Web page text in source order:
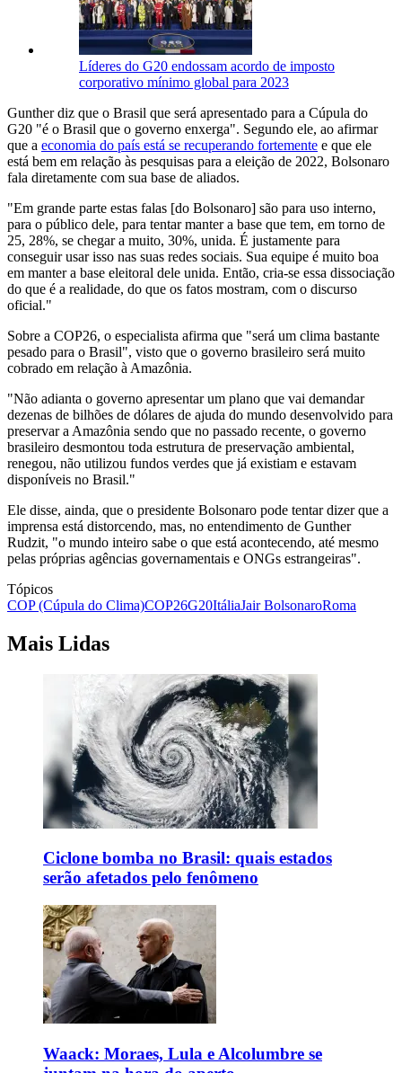
Líderes do G20 endossam acordo de imposto
corporativo mínimo global para 2023
Gunther diz que o Brasil que será apresentado para a Cúpula do
G20 "é o Brasil que o governo enxerga". Segundo ele, ao afirmar
que a economia do país está se recuperando fortemente e que ele
está bem em relação às pesquisas para a eleição de 2022, Bolsonaro
fala diretamente com sua base de aliados.
"Em grande parte estas falas [do Bolsonaro] são para uso interno,
para o público dele, para tentar manter a base que tem, em torno de
25, 28%, se chegar a muito, 30%, unida. É justamente para
conseguir usar isso nas suas redes sociais. Sua equipe é muito boa
em manter a base eleitoral dele unida. Então, cria-se essa dissociação
do que é a realidade, do que os fatos mostram, com o discurso
oficial."
Sobre a COP26, o especialista afirma que "será um clima bastante
pesado para o Brasil", visto que o governo brasileiro será muito
cobrado em relação à Amazônia.
"Não adianta o governo apresentar um plano que vai demandar
dezenas de bilhões de dólares de ajuda do mundo desenvolvido para
preservar a Amazônia sendo que no passado recente, o governo
brasileiro desmontou toda estrutura de preservação ambiental,
renegou, não utilizou fundos verdes que já existiam e estavam
disponíveis no Brasil."
Ele disse, ainda, que o presidente Bolsonaro pode tentar dizer que a
imprensa está distorcendo, mas, no entendimento de Gunther
Rudzit, "o mundo inteiro sabe o que está acontecendo, até mesmo
pelas próprias agências governamentais e ONGs estrangeiras".
Tópicos
COP (Cúpula do Clima)COP26G20ItáliaJair BolsonaroRoma
Mais Lidas
Ciclone bomba no Brasil: quais estados
serão afetados pelo fenômeno
Waack: Moraes, Lula e Alcolumbre se